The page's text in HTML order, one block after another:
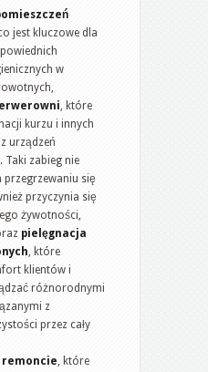
jest kluczowe dla
w
, które
kurzu i innych
urządzeń
Taki zabieg nie
się
przyczynia się
żywotności,
pielęgnacja
, które
klientów i
różnorodnymi
z
przez cały
remoncie, które